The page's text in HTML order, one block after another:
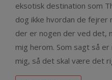
eksotisk destination som
dog ikke hvordan de fejrer
der er nogen der ved det,
mig herom. Som sagt så
mig, så det skal være det